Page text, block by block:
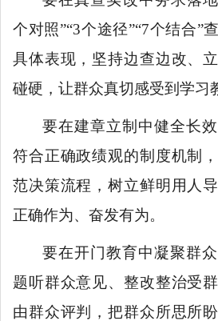
个对照”“3个途径”“7个结合”
具体表现，坚持边查边改、
碰硬，让群众真切感受到学习
要在建章立制中健全长
符合正确政绩观的制度机制
范决策流程，树立鲜明用人
正确作为、奋发有为。
要在开门教育中凝聚群
题听群众意见、整改整治受
由群众评判，把群众所思所